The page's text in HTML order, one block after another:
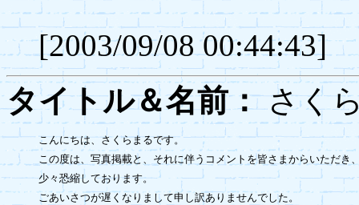
[2003/09/08 00:44:43]
タイトル＆名前：さ
こんにちは、さくらまるです。
この度は、写真掲載と、それに伴うコメントを皆さまからいただき
少々恐縮しております。
ごあいさつが遅くなりまして申し訳ありませんでした。